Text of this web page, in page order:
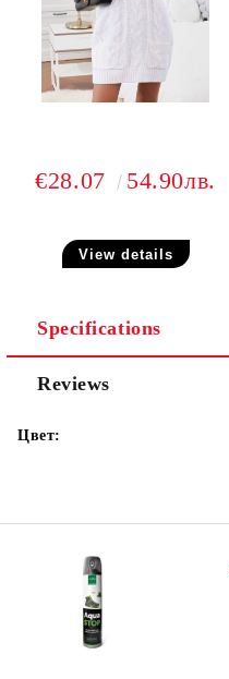
€28.07 54.90лв.
View details
Specifications
Reviews
Цвет: